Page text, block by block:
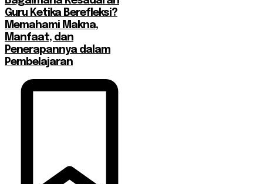
Guru Ketika Berefleksi?
Memahami Makna,
Manfaat, dan
Penerapannya dalam
Pembelajaran